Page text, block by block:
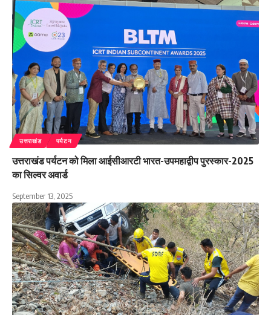
उत्तराखंड पर्यटन
उत्तराखंड पर्यटन को मिला आईसीआरटी भारत-उपमहाद्वीप पुरस्कार-2025
का सिल्वर अवार्ड
September 13, 2025